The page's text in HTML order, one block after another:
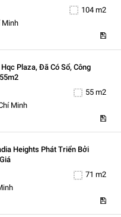
104 m2
Chí Minh
Plaza, Đã Có Sổ, Công
55 m2
Hồ Chí Minh
Heights Phát Triển Bởi
Giá
71 m2
Minh